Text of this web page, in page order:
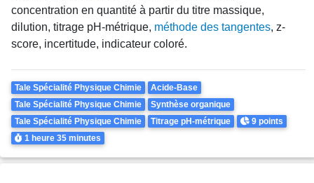
concentration en quantité à partir du titre massique,
dilution, titrage pH-métrique, méthode des tangentes, z-
score, incertitude, indicateur coloré.
Theme
Tale Spécialité Physique Chimie
Acide-Base
Tale Spécialité Physique Chimie
Synthèse organique
Tale Spécialité Physique Chimie
Titrage pH-métrique Points
9 points
Durée
1 heure 35 minutes